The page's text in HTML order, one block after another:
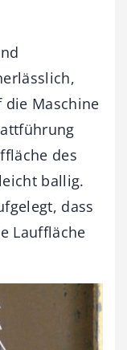
die Maschine
des
ballig.
dass
Lauffläche